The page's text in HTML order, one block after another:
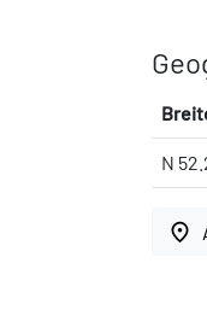
N
place